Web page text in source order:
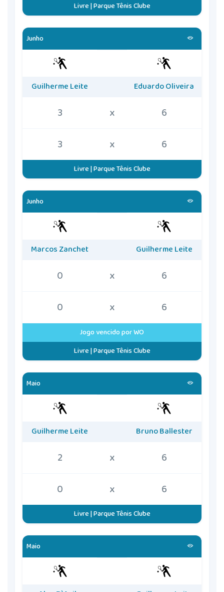
Livre | Parque Tênis Clube
Junho
Guilherme Leite Eduardo Oliveira
3 x
6
3
x 6
Livre | Parque Tênis Clube
Junho
Marcos Zanchet Guilherme Leite
0 x
6
0
x 6
Jogo vencido por WO
Livre | Parque Tênis Clube
Maio
Guilherme Leite Bruno Ballester
2 x
6
0
x 6
Livre | Parque Tênis Clube
Maio